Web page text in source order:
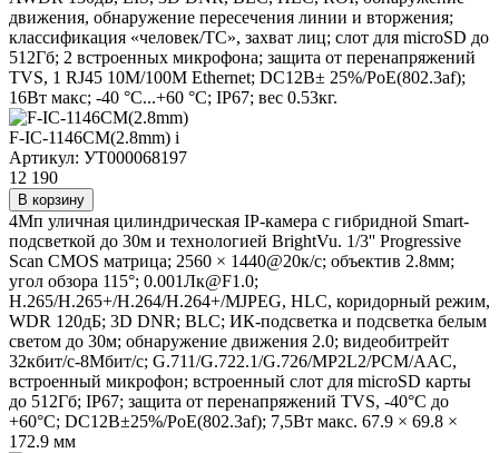
движения, обнаружение пересечения линии и вторжения;
классификация «человек/ТС», захват лиц; слот для microSD до
512Гб; 2 встроенных микрофона; защита от перенапряжений
TVS, 1 RJ45 10M/100M Ethernet; DC12В± 25%/PoE(802.3af);
16Вт макс; -40 °C...+60 °C; IP67; вес 0.53кг.
F-IC-1146CM(2.8mm) i
Артикул: УТ000068197
12 190
В корзину
4Мп уличная цилиндрическая IP-камера с гибридной Smart-
подсветкой до 30м и технологией BrightVu. 1/3'' Progressive
Scan CMOS матрица; 2560 × 1440@20к/с; объектив 2.8мм;
угол обзора 115°; 0.001Лк@F1.0;
H.265/H.265+/H.264/H.264+/MJPEG, HLC, коридорный режим,
WDR 120дБ; 3D DNR; BLC; ИК-подсветка и подсветка белым
светом до 30м; обнаружение движения 2.0; видеобитрейт
32кбит/с-8Мбит/с; G.711/G.722.1/G.726/MP2L2/PCM/AAC,
встроенный микрофон; встроенный слот для microSD карты
до 512Гб; IP67; защита от перенапряжений TVS, -40°C до
+60°C; DC12В±25%/PoE(802.3af); 7,5Вт макс. 67.9 × 69.8 ×
172.9 мм